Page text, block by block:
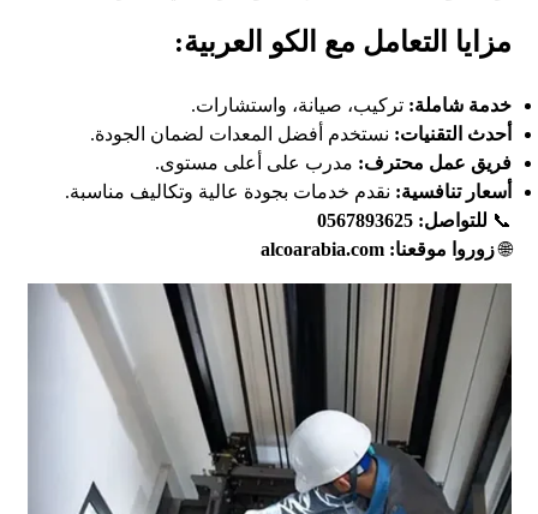
مزايا التعامل مع الكو العربية:
خدمة شاملة: تركيب، صيانة، واستشارات.
أحدث التقنيات: نستخدم أفضل المعدات لضمان الجودة.
فريق عمل محترف: مدرب على أعلى مستوى.
أسعار تنافسية: نقدم خدمات بجودة عالية وتكاليف مناسبة.
📞 للتواصل: 0567893625
🌐زوروا موقعنا:alcoarabia.com